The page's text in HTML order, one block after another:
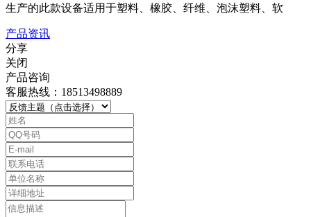
生产的此款设备适用于塑料、橡胶、纤维、泡沫塑料、软
产品资讯
分享
关闭
产品咨询
客服热线：18513498889